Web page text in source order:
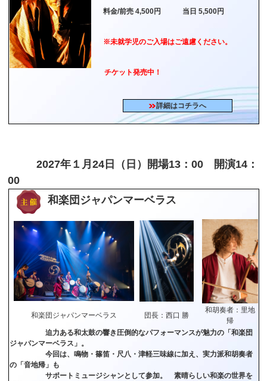
料金/前売 4,500円 当日 5,500円
※未就学児のご入場はご遠慮ください。
チケット発売中！
詳細はコチラへ
2027年１月24日（日）開場13：00 開演14：
00
和楽団ジャパンマーベラス
和楽団ジャパンマーベラス 団長：西口 勝
和胡奏者：里地
帰
迫力ある和太鼓の響き圧倒的なパフォーマンスが魅力の「和楽団
ジャパンマーベラス」。
今回は、鳴物・篠笛・尺八・津軽三味線に加え、実力派和胡奏者
の「音地帰」も
サポートミュージシャンとして参加。 素晴らしい和楽の世界を